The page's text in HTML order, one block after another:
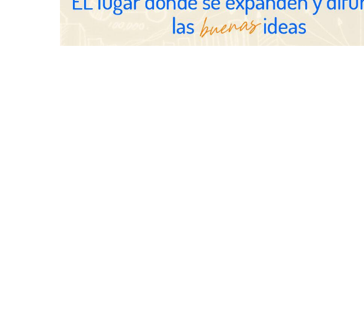
UrbanPay lanza en 19 mercados
europeos su solución de pagos
inmobiliarios: hasta 82% de ahorro